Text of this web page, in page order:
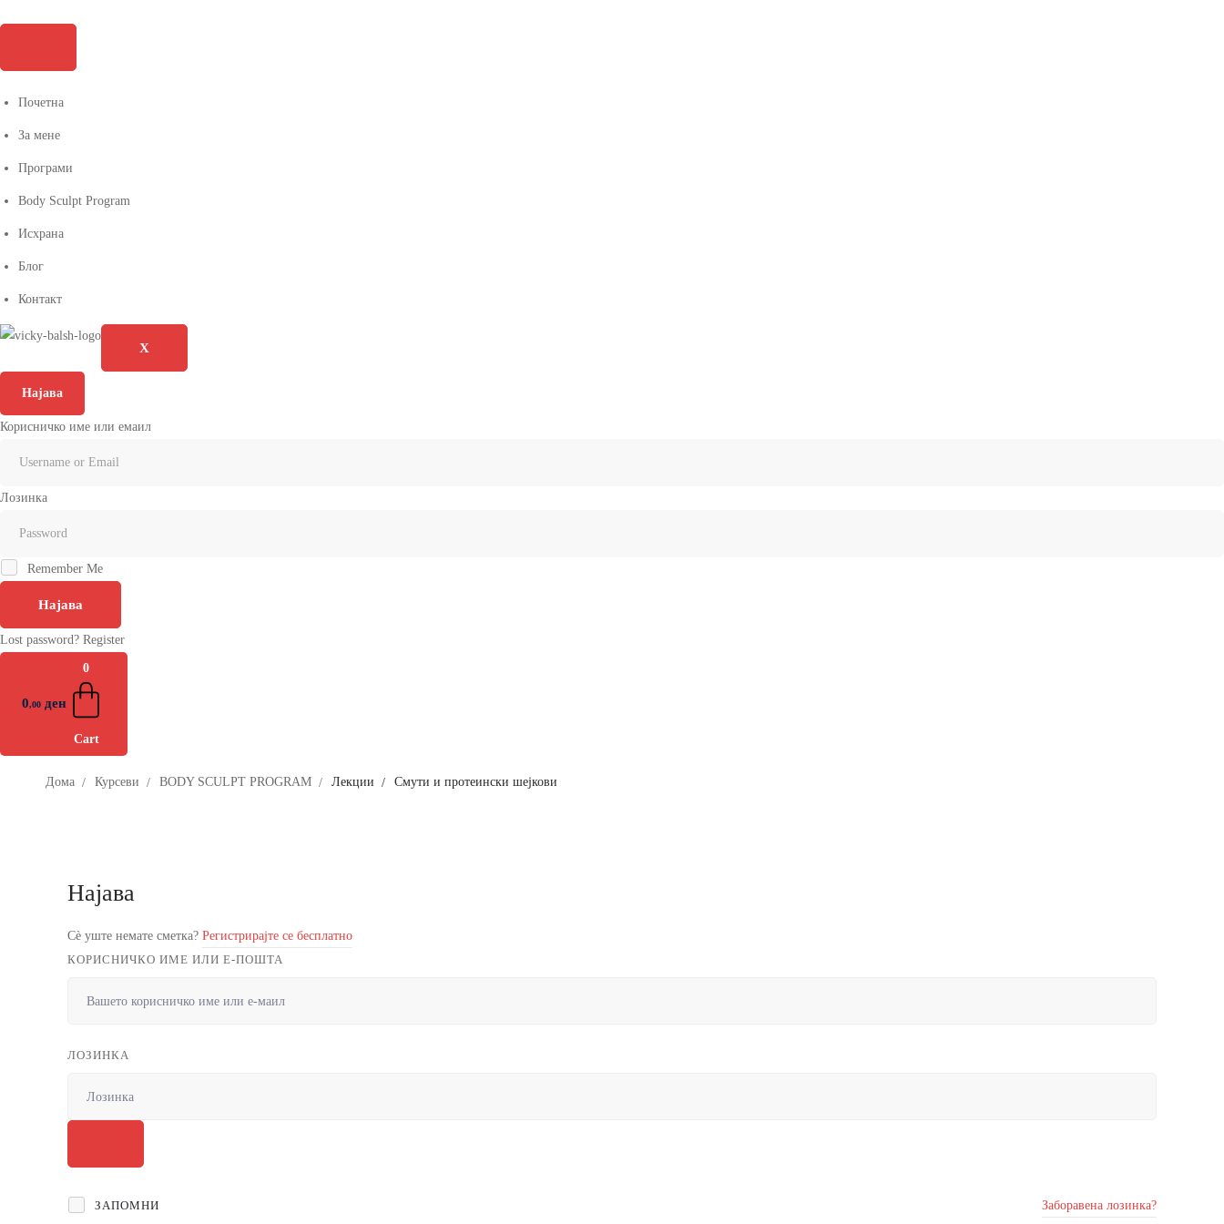
Почетна
За мене
Програми
Body Sculpt Program
Исхрана
Блог
Контакт
X
Најава
Корисничко име или емаил
Лозинка
Remember Me
Најава
Lost password? Register
0,00 ден
0
Cart
Дома Курсеви BODY SCULPT PROGRAM Лекции Смути и протеински шејкови
Најава
Сè уште немате сметка? Регистрирајте се бесплатно
КОРИСНИЧКО ИМЕ ИЛИ Е-ПОШТА
ЛОЗИНКА
ЗАПОМНИ Заборавена лозинка?